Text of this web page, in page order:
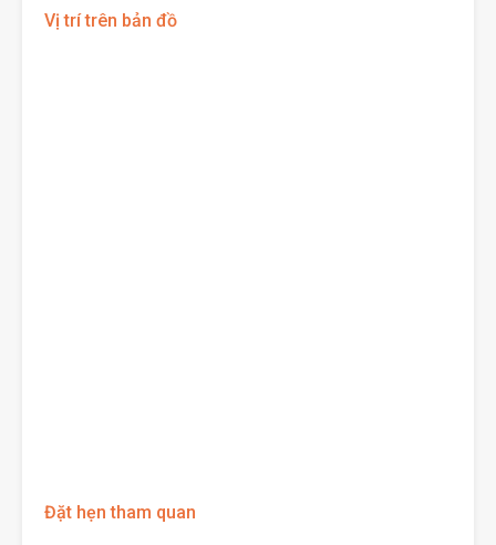
Vị trí trên bản đồ
Đặt hẹn tham quan